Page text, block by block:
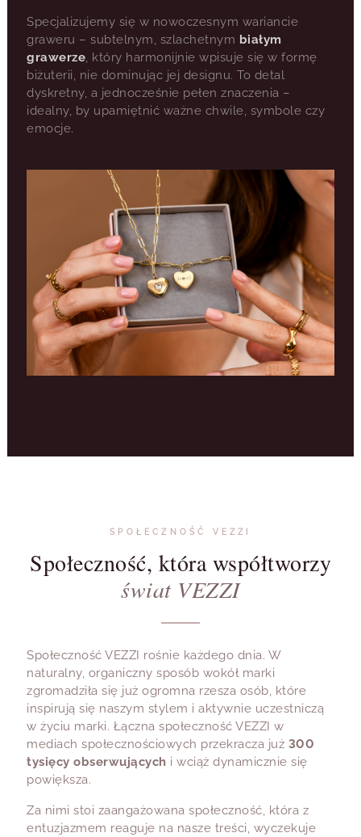
Specjalizujemy się w nowoczesnym wariancie
graweru – subtelnym, szlachetnym białym
grawerze, który harmonijnie wpisuje się w formę
biżuterii, nie dominując jej designu. To detal
dyskretny, a jednocześnie pełen znaczenia –
idealny, by upamiętnić ważne chwile, symbole czy
emocje.
SPOŁECZNOŚĆ VEZZI
Społeczność, która współtworzy
świat VEZZI
Społeczność VEZZI rośnie każdego dnia. W
naturalny, organiczny sposób wokół marki
zgromadziła się już ogromna rzesza osób, które
inspirują się naszym stylem i aktywnie uczestniczą
w życiu marki. Łączna społeczność VEZZI w
mediach społecznościowych przekracza już 300
tysięcy obserwujących i wciąż dynamicznie się
powiększa.
Za nimi stoi zaangażowana społeczność, która z
entuzjazmem reaguje na nasze treści, wyczekuje